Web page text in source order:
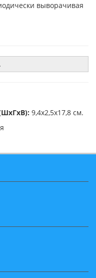
выворачивая
9,4х2,5х17,8 см.